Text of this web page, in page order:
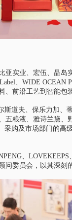
实业、宏伍、晶
、WIDE OCEAN
前沿工艺到智能包
道夫、保乐力加、
粮液、雅诗兰黛
购及市场部门的高
、
委员会，以其深刻